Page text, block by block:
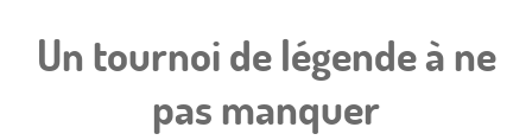
Chambres
Offres
Un tournoi de légende à ne
pas manquer